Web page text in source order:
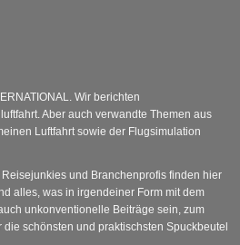
Wir berichten
Aber auch verwandte Themen aus
Luftfahrt sowie der Flugsimulation
und Branchenprofis finden hier
alles, was in irgendeiner Form mit dem
unkonventionelle Beiträge sein, zum
schönsten und praktischsten Spuckbeutel